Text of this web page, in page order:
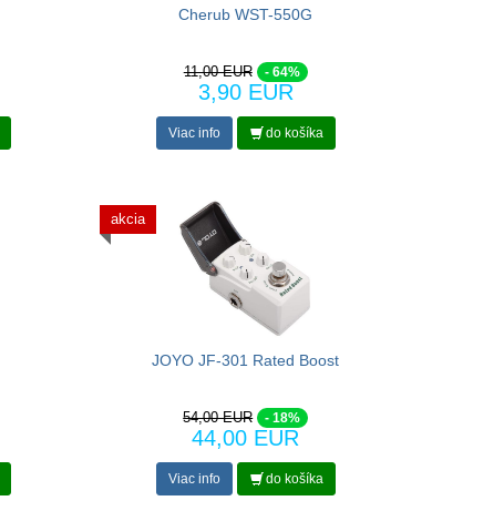
Cherub WST-550G
11,00 EUR - 64%
3,90 EUR
Viac info do košíka
akcia
JOYO JF-301 Rated Boost
54,00 EUR - 18%
44,00 EUR
Viac info do košíka